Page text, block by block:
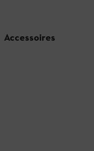
Accessoires